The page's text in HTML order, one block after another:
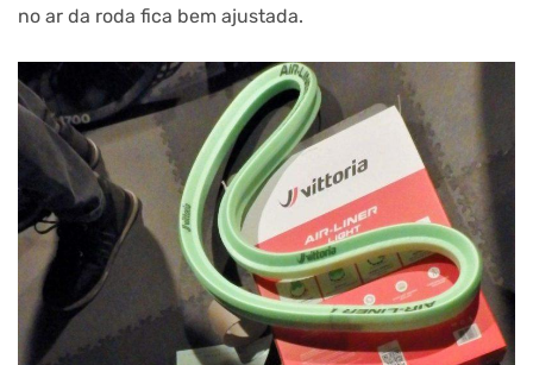
no ar da roda fica bem ajustada.